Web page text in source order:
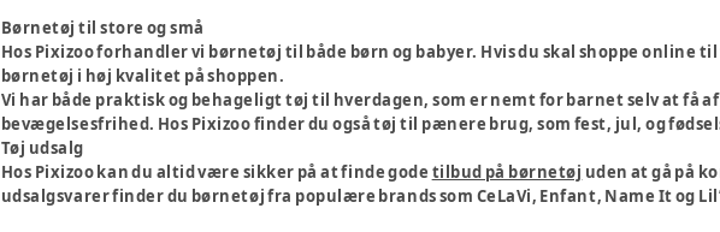
Børnetøj til store og små
Hos Pixizoo forhandler vi børnetøj til både børn og babyer. Hvis du skal shoppe
børnetøj i høj kvalitet på shoppen.
Vi har både praktisk og behageligt tøj til hverdagen, som er nemt for barnet selv at få
bevægelsesfrihed. Hos Pixizoo finder du også tøj til pænere brug, som fest, jul, og
Tøj udsalg
Hos Pixizoo kan du altid være sikker på at finde gode tilbud på børnetøj uden at gå på
udsalgsvarer finder du børnetøj fra populære brands som CeLaVi, Enfant, Name It og